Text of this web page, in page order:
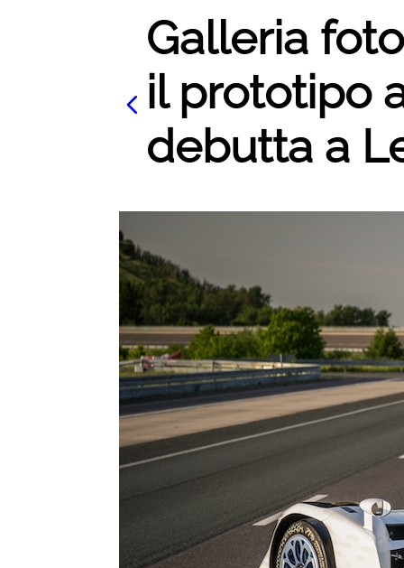
Galleria
il prototipo
debutta a